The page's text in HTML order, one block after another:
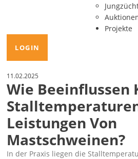
Projekte
LOGIN
11.02.2025
Wie Beeinflussen
Leistungen Von
Mastschweinen?
In der Praxis liegen die